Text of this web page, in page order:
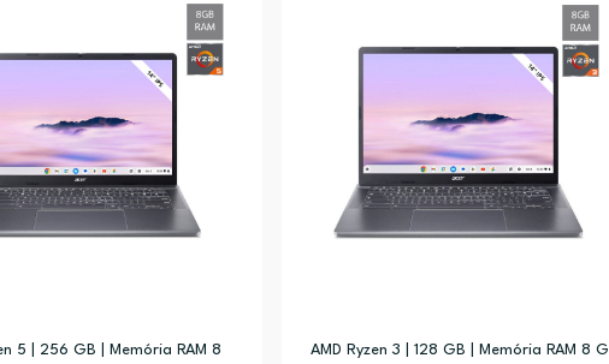
5 | 256 GB | Memória RAM 8
AMD Ryzen 3 | 128 GB | Memória RAM 8 G